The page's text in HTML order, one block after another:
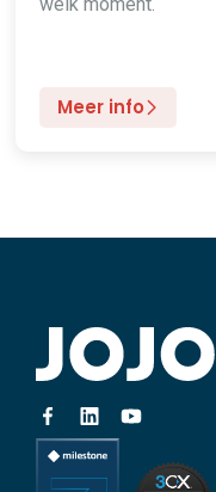
Meer info